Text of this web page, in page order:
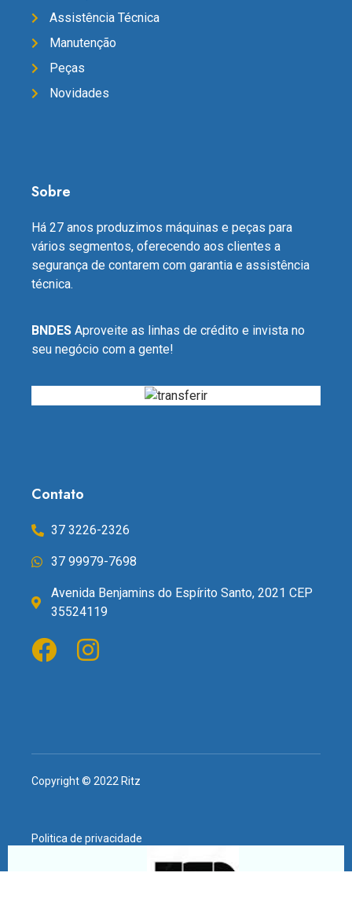
Assistência Técnica
Manutenção
Peças
Novidades
Sobre
Há 27 anos produzimos máquinas e peças para
vários segmentos, oferecendo aos clientes a
segurança de contarem com garantia e assistência
técnica.
BNDES Aproveite as linhas de crédito e invista no
seu negócio com a gente!
Contato
37 3226-2326
37 99979-7698
Avenida Benjamins do Espírito Santo, 2021 CEP
35524119
Copyright © 2022 Ritz
Politica de privacidade